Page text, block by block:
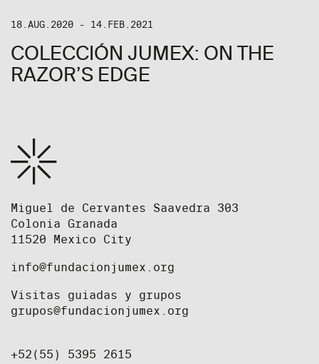
18.AUG.2020 - 14.FEB.2021
COLECCIÓN JUMEX: ON THE
RAZOR’S EDGE
Miguel de Cervantes Saavedra 303
Colonia Granada
11520 Mexico City
info@fundacionjumex.org
Visitas guiadas y grupos
grupos@fundacionjumex.org
+52(55) 5395 2615